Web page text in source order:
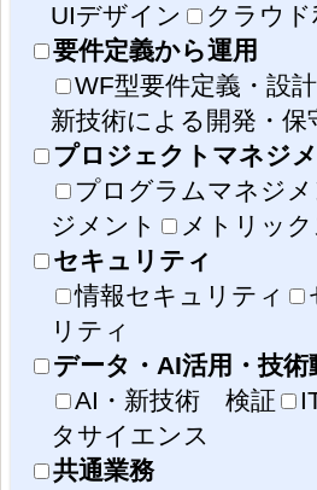
UIデザイン
クラウド
要件定義から運用
WF型要件定義・設
新技術による開発・保
プロジェクトマネジ
プログラムマネジメ
ジメント
メトリッ
セキュリティ
情報セキュリティ
リティ
データ・AI活用・技術
AI・新技術 検証
タサイエンス
共通業務